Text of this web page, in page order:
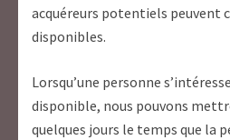
acquéreurs potentiels peuvent
disponibles.
Lorsqu’une personne
disponible, nous pouvons
quelques jours le temps que la